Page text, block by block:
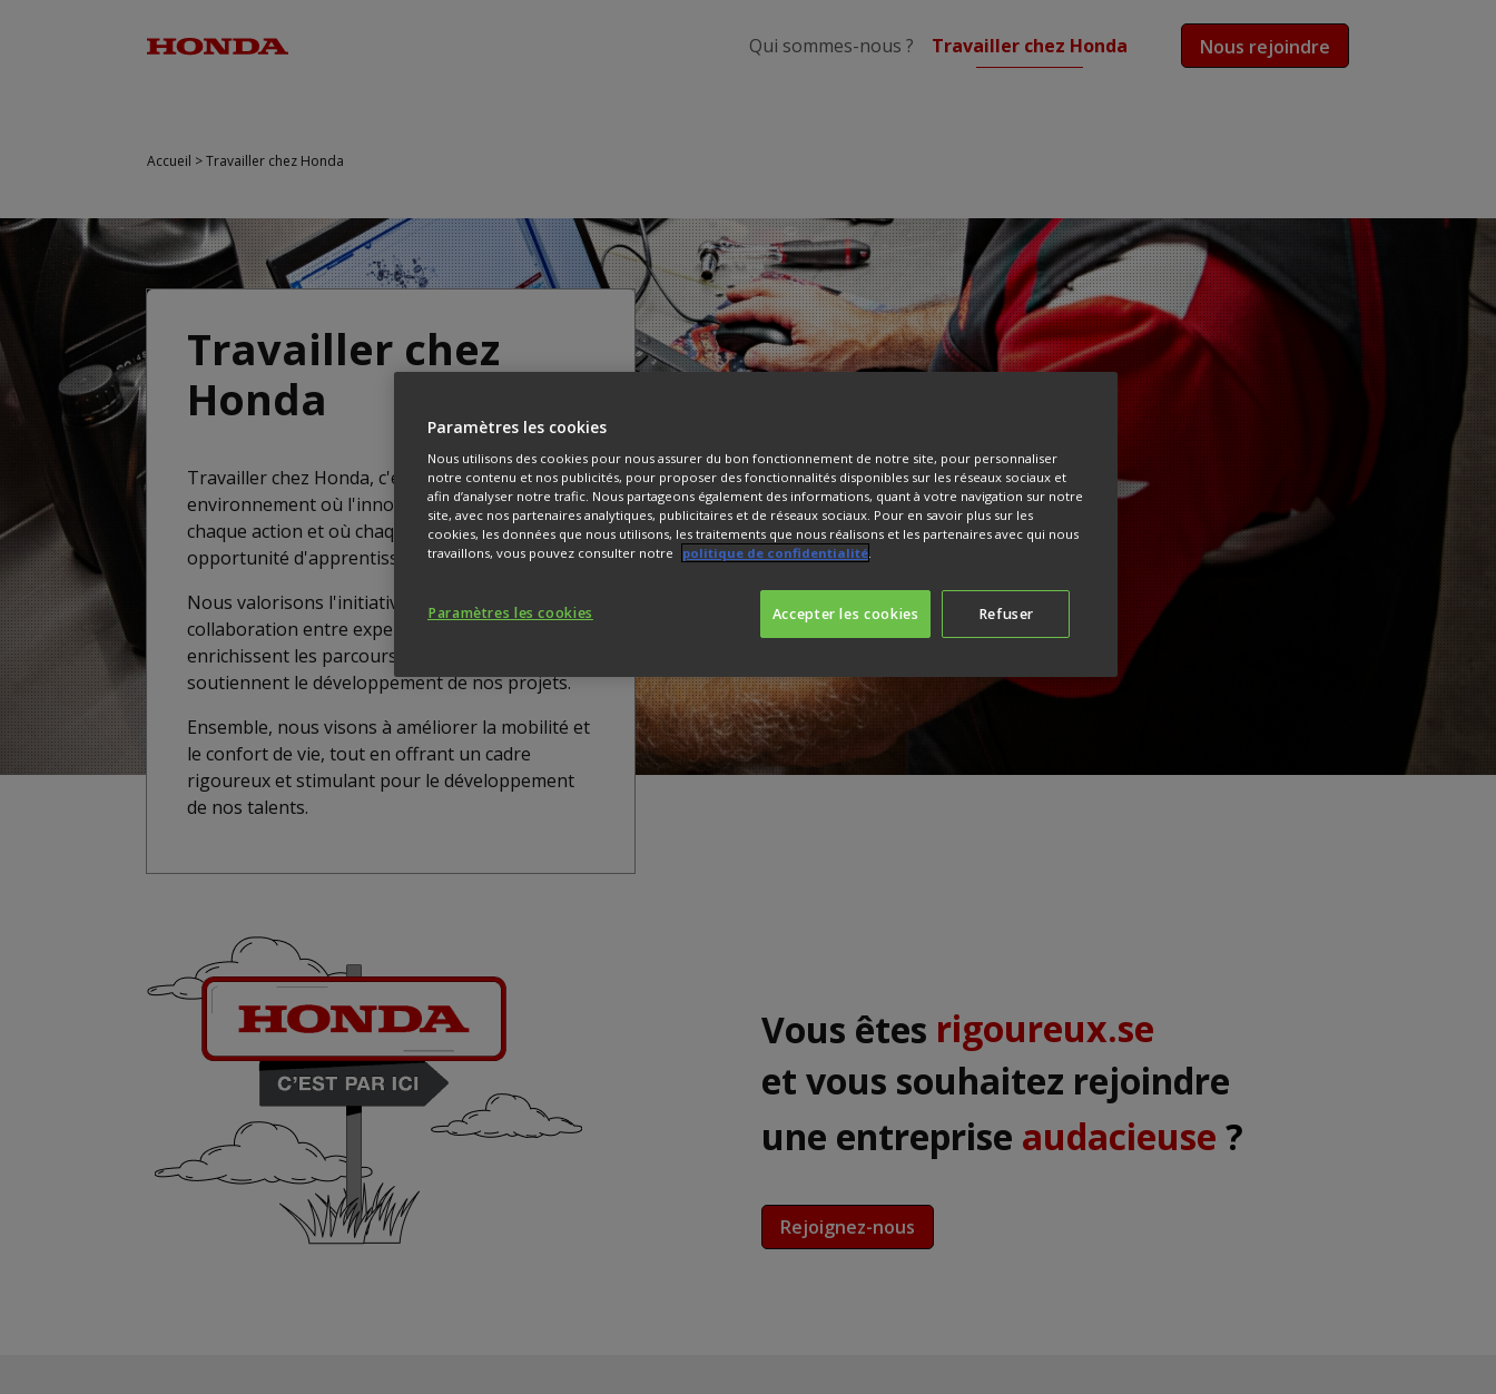
Qui sommes-nous ? Travailler chez Honda Nous rejoindre
Accueil >Travailler chez Honda
Travailler chez
Honda
Travailler chez Honda, c'est évoluer dans un
environnement où l'innovation est au cœur de
chaque action et où chaque défi est une
opportunité d'apprentissage.
Nous valorisons l'initiative personnelle et la
collaboration entre experts passionnés qui
enrichissent les parcours professionnels et
soutiennent le développement de nos projets.
Ensemble, nous visons à améliorer la mobilité et
le confort de vie, tout en offrant un cadre
rigoureux et stimulant pour le développement
de nos talents.
Vous êtes engagé.e
et vous souhaitez rejoindre
une entreprise innovante?
Rejoignez-nous
Paramètres les cookies
Nous utilisons des cookies pour nous assurer du bon fonctionnement de notre site, pour personnaliser
notre contenu et nos publicités, pour proposer des fonctionnalités disponibles sur les réseaux sociaux et
afin d’analyser notre trafic. Nous partageons également des informations, quant à votre navigation sur notre
site, avec nos partenaires analytiques, publicitaires et de réseaux sociaux. Pour en savoir plus sur les
cookies, les données que nous utilisons, les traitements que nous réalisons et les partenaires avec qui nous
travaillons, vous pouvez consulter notre
politique de confidentialité
Refuser
Accepter les cookies
Paramètres les cookies